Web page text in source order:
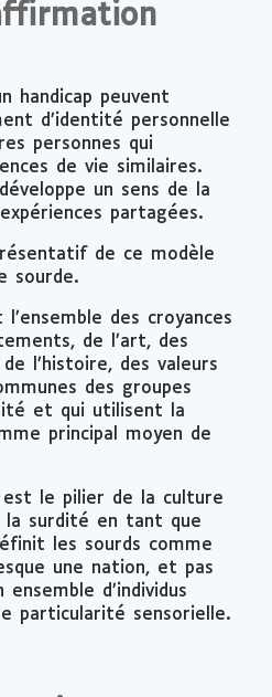
handicap peuvent
d’identité personnelle
personnes qui
de vie similaires.
un sens de la
partagées.
de ce modèle
sourde.
des croyances
de l’art, des
l’histoire, des valeurs
des groupes
et qui utilisent la
principal moyen de
est le pilier de la culture
la surdité en tant que
les sourds comme
une nation, et pas
d’individus
particularité sensorielle.